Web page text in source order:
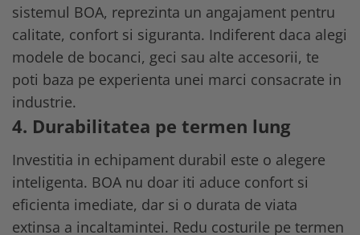
sistemul BOA, reprezinta un angajament pentru
calitate, confort si siguranta. Indiferent daca alegi
modele de bocanci, geci sau alte accesorii, te
poti baza pe experienta unei marci consacrate in
industrie.
4. Durabilitatea pe termen lung
Investitia in echipament durabil este o alegere
inteligenta. BOA nu doar iti aduce confort si
eficienta imediate, dar si o durata de viata
extinsa a incaltamintei. Redu costurile pe termen